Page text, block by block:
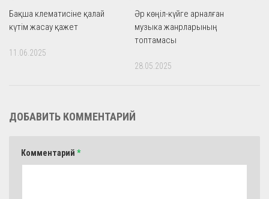
Бақша клематисіне қалай
күтім жасау қажет
11.06.2025
Әр көңіл-күйге арналған
музыка жанрларының
топтамасы
28.05.2025
ДОБАВИТЬ КОММЕНТАРИЙ
Комментарий *